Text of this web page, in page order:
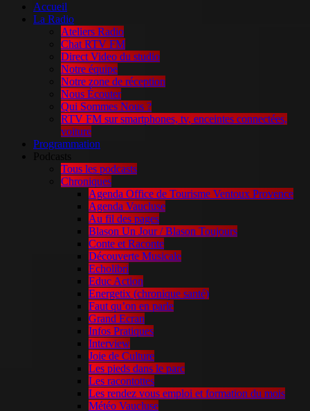
Accueil
La Radio
Ateliers Radio
Chat RTV FM
Direct Video du studio
Notre équipe
Notre zone de réception
Nous Écouter
Qui Sommes Nous ?
RTV FM sur smartphones, tv, enceintes connectées,
voiture
Programmation
Podcasts
Tous les podcasts
Chroniques
Agenda Office de Tourisme Ventoux Provence
Agenda Vaucluse
Au fil des pages
Blason Un Jour / Blason Toujours
Conte et Raconte
Découverte Musicale
Echolibri
Educ Action
Energetix (chronique santé)
Faut qu’on en parle
Grand Ecran
Infos Pratiques
Interview
Joie de Culture
Les pieds dans le parc
Les racontottes
Les rendez vous emploi et formation du mois
Météo Vaucluse